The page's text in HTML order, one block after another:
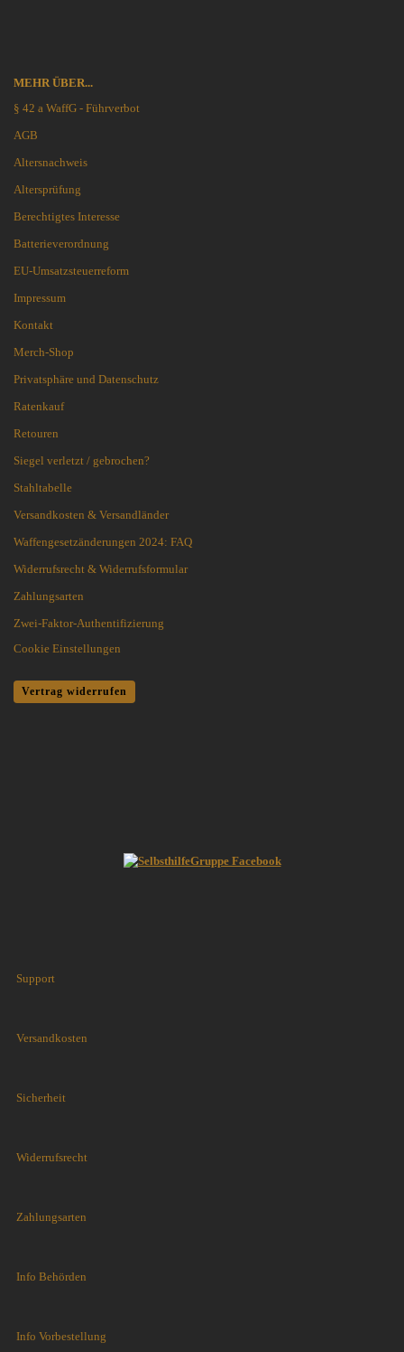
MEHR ÜBER...
§ 42 a WaffG - Führverbot
AGB
Altersnachweis
Altersprüfung
Berechtigtes Interesse
Batterieverordnung
EU-Umsatzsteuerreform
Impressum
Kontakt
Merch-Shop
Privatsphäre und Datenschutz
Ratenkauf
Retouren
Siegel verletzt / gebrochen?
Stahltabelle
Versandkosten & Versandländer
Waffengesetzänderungen 2024: FAQ
Widerrufsrecht & Widerrufsformular
Zahlungsarten
Zwei-Faktor-Authentifizierung
Cookie Einstellungen
Vertrag widerrufen
Support
Versandkosten
Sicherheit
Widerrufsrecht
Zahlungsarten
Info Behörden
Info Vorbestellung